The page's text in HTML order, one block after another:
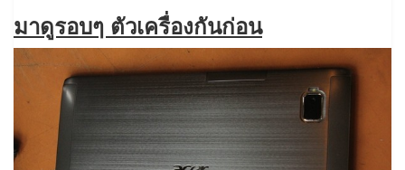
มาดูรอบๆ ตัวเครื่องกันก่อน